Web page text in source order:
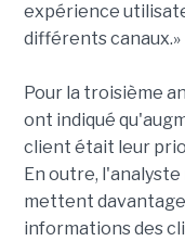
expérience
différents canaux.»
Pour la troisième
ont indiqué
client était leur
En outre,
mettent
informations des